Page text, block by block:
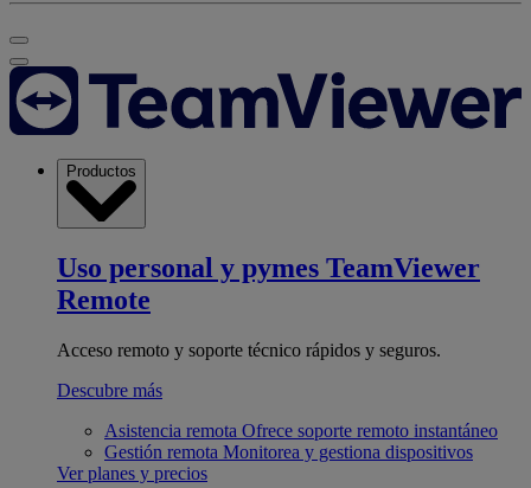
Productos
Uso personal y pymes TeamViewer
Remote
Acceso remoto y soporte técnico rápidos y seguros.
Descubre más
Asistencia remota Ofrece soporte remoto instantáneo
Gestión remota Monitorea y gestiona dispositivos
Ver planes y precios